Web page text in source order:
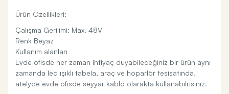
Ürün Özellikleri:
Çalışma Gerilimi: Max. 48V
Renk Beyaz
Kullanım alanları
Evde ofisde her zaman ihtiyaç duyabileceğiniz bir ürün aynı
zamanda led ışıklı tabela, araç ve hoparlör tesisatında,
atelyde evde ofisde seyyar kablo olarakta kullanabilrisiniz.